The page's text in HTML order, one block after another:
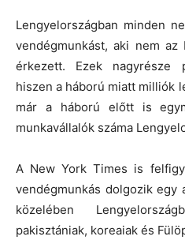
Lengyelországban minden
vendégmunkást, aki nem az
érkezett. Ezek nagyrésze
hiszen a háború miatt milliók
már a háború előtt is
munkavállalók száma
A New York Times is
vendégmunkás dolgozik egy
közelében
pakisztániak, koreaiak és